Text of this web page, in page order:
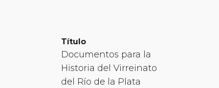
Título
Documentos para la
Historia del Virreinato
del Río de la Plata